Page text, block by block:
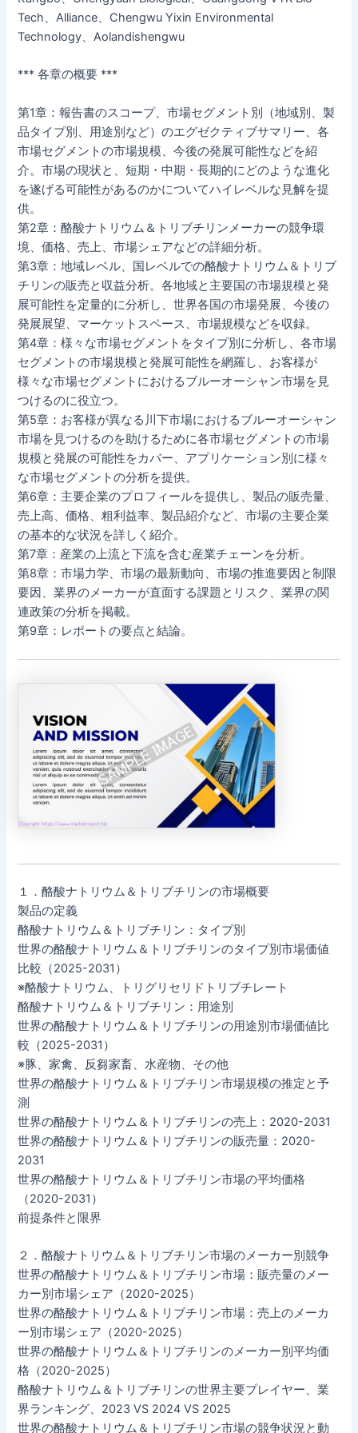
Tech、Alliance、Chengwu Yixin Environmental
Technology、Aolandishengwu
*** 各章の概要 ***
第1章：報告書のスコープ、市場セグメント別（地域別、製
品タイプ別、用途別など）のエグゼクティブサマリー、各
市場セグメントの市場規模、今後の発展可能性などを紹
介。市場の現状と、短期・中期・長期的にどのような進化
を遂げる可能性があるのかについてハイレベルな見解を提
供。
第2章：酪酸ナトリウム＆トリブチリンメーカーの競争環
境、価格、売上、市場シェアなどの詳細分析。
第3章：地域レベル、国レベルでの酪酸ナトリウム＆トリブ
チリンの販売と収益分析。各地域と主要国の市場規模と発
展可能性を定量的に分析し、世界各国の市場発展、今後の
発展展望、マーケットスペース、市場規模などを収録。
第4章：様々な市場セグメントをタイプ別に分析し、各市場
セグメントの市場規模と発展可能性を網羅し、お客様が
様々な市場セグメントにおけるブルーオーシャン市場を見
つけるのに役立つ。
第5章：お客様が異なる川下市場におけるブルーオーシャン
市場を見つけるのを助けるために各市場セグメントの市場
規模と発展の可能性をカバー、アプリケーション別に様々
な市場セグメントの分析を提供。
第6章：主要企業のプロフィールを提供し、製品の販売量、
売上高、価格、粗利益率、製品紹介など、市場の主要企業
の基本的な状況を詳しく紹介。
第7章：産業の上流と下流を含む産業チェーンを分析。
第8章：市場力学、市場の最新動向、市場の推進要因と制限
要因、業界のメーカーが直面する課題とリスク、業界の関
連政策の分析を掲載。
第9章：レポートの要点と結論。
１．酪酸ナトリウム＆トリブチリンの市場概要
製品の定義
酪酸ナトリウム＆トリブチリン：タイプ別
世界の酪酸ナトリウム＆トリブチリンのタイプ別市場価値
比較（2025-2031）
※酪酸ナトリウム、トリグリセリドトリブチレート
酪酸ナトリウム＆トリブチリン：用途別
世界の酪酸ナトリウム＆トリブチリンの用途別市場価値比
較（2025-2031）
※豚、家禽、反芻家畜、水産物、その他
世界の酪酸ナトリウム＆トリブチリン市場規模の推定と予
測
世界の酪酸ナトリウム＆トリブチリンの売上：2020-2031
世界の酪酸ナトリウム＆トリブチリンの販売量：2020-
2031
世界の酪酸ナトリウム＆トリブチリン市場の平均価格
（2020-2031）
前提条件と限界
２．酪酸ナトリウム＆トリブチリン市場のメーカー別競争
世界の酪酸ナトリウム＆トリブチリン市場：販売量のメー
カー別市場シェア（2020-2025）
世界の酪酸ナトリウム＆トリブチリン市場：売上のメーカ
ー別市場シェア（2020-2025）
世界の酪酸ナトリウム＆トリブチリンのメーカー別平均価
格（2020-2025）
酪酸ナトリウム＆トリブチリンの世界主要プレイヤー、業
界ランキング、2023 VS 2024 VS 2025
世界の酪酸ナトリウム＆トリブチリン市場の競争状況と動